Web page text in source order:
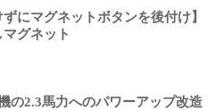
ずにマグネットボタンを後付け】
グネット
の2.3馬力へのパワーアップ改造